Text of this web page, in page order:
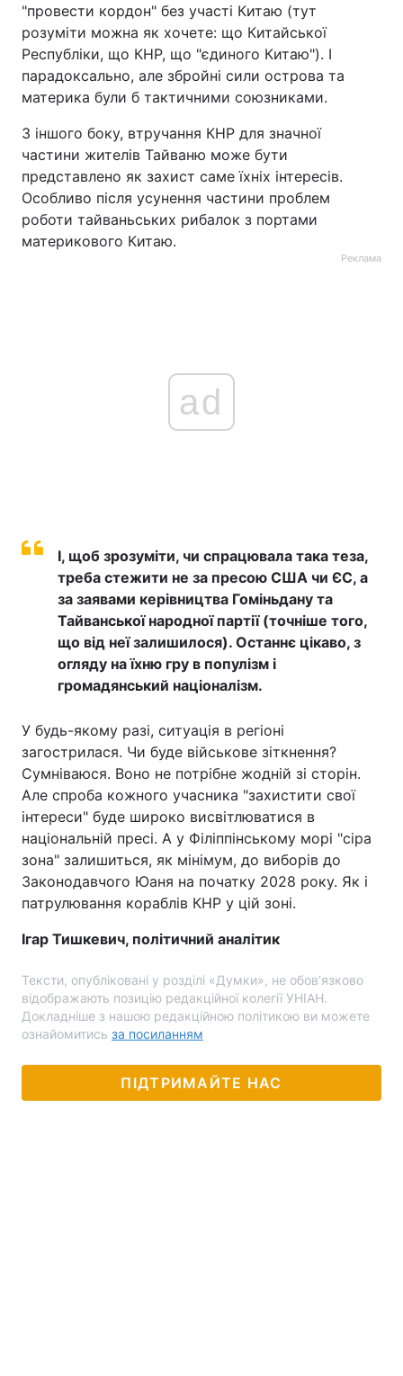
"провести кордон" без участі Китаю (тут
розуміти можна як хочете: що Китайської
Республіки, що КНР, що "єдиного Китаю"). І
парадоксально, але збройні сили острова та
материка були б тактичними союзниками.
З іншого боку, втручання КНР для значної
частини жителів Тайваню може бути
представлено як захист саме їхніх інтересів.
Особливо після усунення частини проблем
роботи тайваньських рибалок з портами
материкового Китаю.
Реклама
ad
І, щоб зрозуміти, чи спрацювала така теза,
треба стежити не за пресою США чи ЄС, а
за заявами керівництва Гоміньдану та
Тайванської народної партії (точніше того,
що від неї залишилося). Останнє цікаво, з
огляду на їхню гру в популізм і
громадянський націоналізм.
У будь-якому разі, ситуація в регіоні
загострилася. Чи буде військове зіткнення?
Сумніваюся. Воно не потрібне жодній зі сторін.
Але спроба кожного учасника "захистити свої
інтереси" буде широко висвітлюватися в
національній пресі. А у Філіппінському морі "сіра
зона" залишиться, як мінімум, до виборів до
Законодавчого Юаня на початку 2028 року. Як і
патрулювання кораблів КНР у цій зоні.
Ігар Тишкевич, політичний аналітик
Тексти, опубліковані у розділі «Думки», не обов’язково
відображають позицію редакційної колегії УНІАН.
Докладніше з нашою редакційною політикою ви можете
ознайомитись за посиланням
ПІДТРИМАЙТЕ НАС